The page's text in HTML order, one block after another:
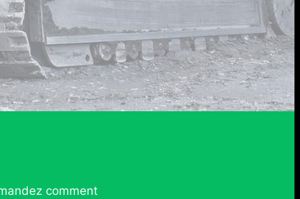
comment